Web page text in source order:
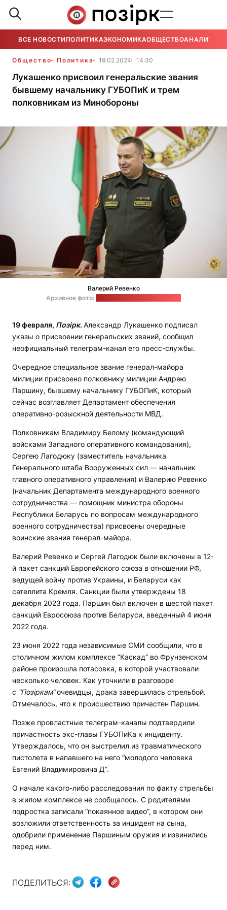
ВСЕ НОВОСТИ ПОЛИТИКАЭКОНОМИКАОБЩЕСТВОАНАЛИТИКА
Общество Политика 19.02.2024 14:30
Лукашенко присвоил генеральские звания
бывшему начальнику ГУБОПиК и трем
полковникам из Минобороны
Валерий Ревенко
Архивное фото:
19 февраля, Позірк. Александр Лукашенко подписал
указы о присвоении генеральских званий, сообщил
неофициальный телеграм-канал его пресс-службы.
Очередное специальное звание генерал-майора
милиции присвоено полковнику милиции Андрею
Паршину, бывшему начальнику ГУБОПиК, который
сейчас возглавляет Департамент обеспечения
оперативно-розыскной деятельности МВД.
Полковникам Владимиру Белому (командующий
войсками Западного оперативного командования),
Сергею Лагодюку (заместитель начальника
Генерального штаба Вооруженных сил — начальник
главного оперативного управления) и Валерию Ревенко
(начальник Департамента международного военного
сотрудничества — помощник министра обороны
Республики Беларусь по вопросам международного
военного сотрудничества) присвоены очередные
воинские звания генерал-майора.
Валерий Ревенко и Сергей Лагодюк были включены в 12-
й пакет санкций Европейского союза в отношении РФ,
ведущей войну против Украины, и Беларуси как
сателлита Кремля. Санкции были утверждены 18
декабря 2023 года. Паршин был включен в шестой пакет
санкций Евросоюза против Беларуси, введенный 4 июня
2022 года.
23 июня 2022 года независимые СМИ сообщили, что в
столичном жилом комплексе “Каскад” во Фрунзенском
районе произошла потасовка, в которой участвовали
несколько человек. Как уточнили в разговоре
с “Позіркам“очевидцы, драка завершилась стрельбой.
Отмечалось, что к происшествию причастен Паршин.
Позже провластные телеграм-каналы подтвердили
причастность экс-главы ГУБОПиКа к инциденту.
Утверждалось, что он выстрелил из травматического
пистолета в напавшего на него “молодого человека
Евгений Владимировича Д“.
О начале какого-либо расследования по факту стрельбы
в жилом комплексе не сообщалось. С родителями
подростка записали “покаянное видео”, в котором они
возложили ответственность за инцидент на сына,
одобрили применение Паршиным оружия и извинились
перед ним.
ПОДЕЛИТЬСЯ: